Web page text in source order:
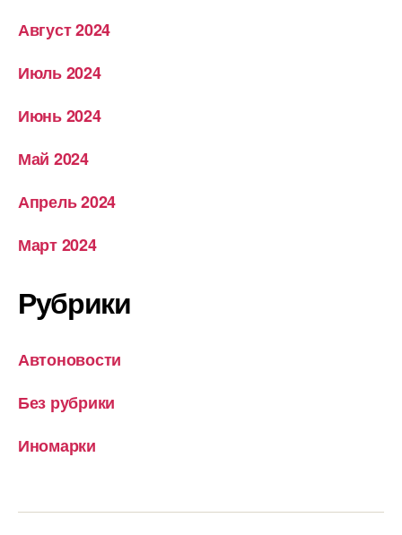
Август 2024
Июль 2024
Июнь 2024
Май 2024
Апрель 2024
Март 2024
Рубрики
Автоновости
Без рубрики
Иномарки